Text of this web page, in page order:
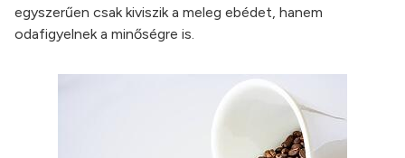
egyszerűen csak kiviszik a meleg ebédet, hanem
odafigyelnek a minőségre is.